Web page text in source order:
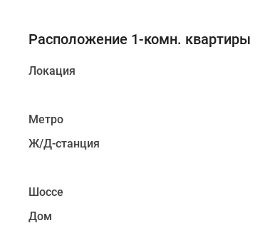
Расположение 1-комн. квартиры
Локация
Метро
Ж/Д-станция
Шоссе
Дом